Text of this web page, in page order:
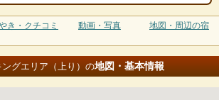
き・クチコミ 動画・写真 地図・周辺の宿
ングエリア（上り）の地図・基本情報